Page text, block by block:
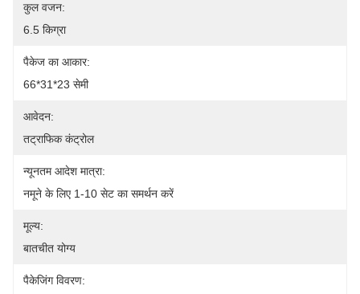
कुल वजन:
6.5 किग्रा
पैकेज का आकार:
66*31*23 सेमी
आवेदन:
तट्राफिक कंट्रोल
न्यूनतम आदेश मात्रा:
नमूने के लिए 1-10 सेट का समर्थन करें
मूल्य:
बातचीत योग्य
पैकेजिंग विवरण: